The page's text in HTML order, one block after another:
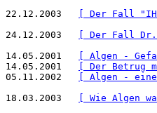
22.12.2003
[ Der Fall
24.12.2003
[ Der Fall
14.05.2001
[ Algen -
14.05.2001
[ Der Betrug
05.11.2002
[ Algen - eine
18.03.2003
[ Wie Algen